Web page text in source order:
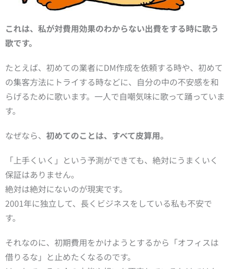
これは、私が対費用効果のわからない出費をする時に歌う
歌です。
たとえば、初めての業者にDM作成を依頼する時や、初めて
の集客方法にトライする時などに、自分の中の不安感を和
らげるために歌います。一人で自嘲気味に歌って踊っていま
す。
なぜなら、 初めてのことは、すべて皮算用。
「上手くいく」という予測ができても、絶対にうまくいく
保証はありません。
絶対は絶対にないのが現実です。
2001年に独立して、長くビジネスをしている私も不安で
す。
それなのに、初期費用をかけようとするから「オフィスは
借りるな」と止めたくなるのです。